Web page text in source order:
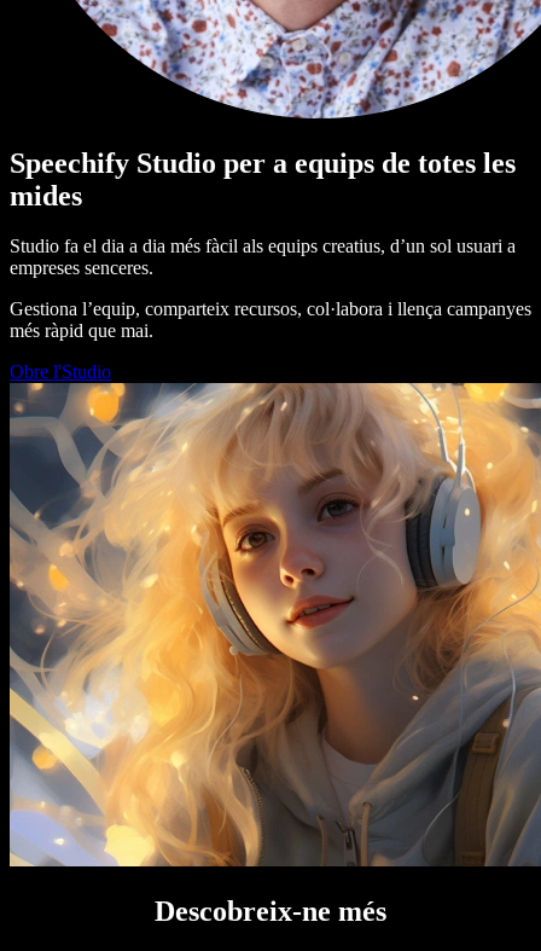
Speechify Studio per a equips de totes les
mides
Studio fa el dia a dia més fàcil als equips creatius, d’un sol usuari a
empreses senceres.
Gestiona l’equip, comparteix recursos, col·labora i llença campanyes
més ràpid que mai.
Obre l'Studio
Descobreix-ne més